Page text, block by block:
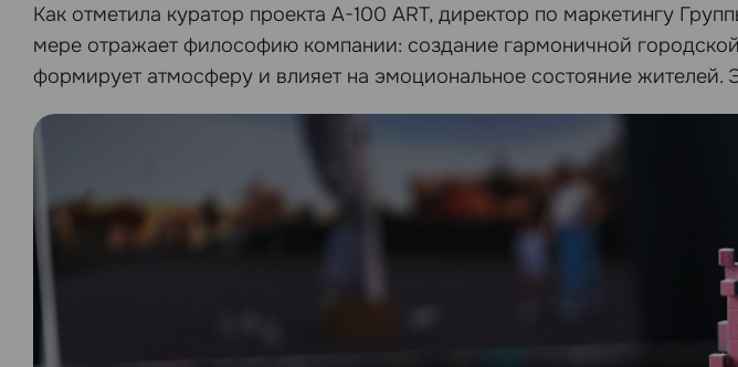
Как отметила куратор проекта А-100 ART, директор по маркетингу
мере отражает философию компании: создание гармоничной
формирует атмосферу и влияет на эмоциональное состояние жителей.